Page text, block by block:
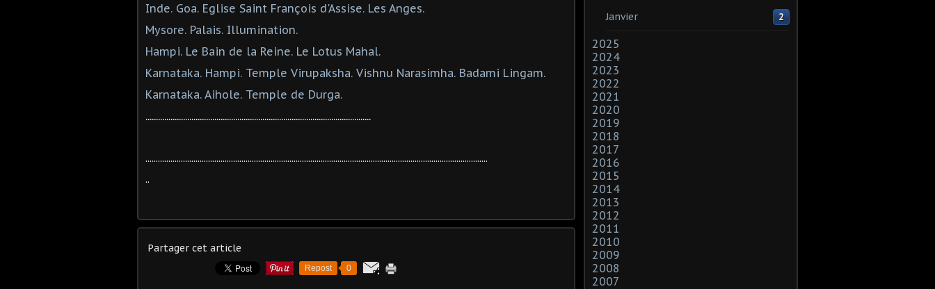
Inde. Goa. Eglise Saint François d'Assise. Les Anges.
Mysore. Palais. Illumination.
Hampi. Le Bain de la Reine. Le Lotus Mahal.
Karnataka. Hampi. Temple Virupaksha. Vishnu Narasimha. Badami Lingam.
Karnataka. Aihole. Temple de Durga.
............................................................................................................
....................................................................................................................................................................
..
Partager cet article
Repost 0
Janvier 2
2025
2024
2023
2022
2021
2020
2019
2018
2017
2016
2015
2014
2013
2012
2011
2010
2009
2008
2007